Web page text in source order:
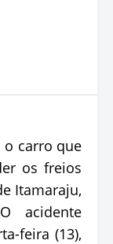
o carro que
os freios
Itamaraju,
acidente
feira (13),